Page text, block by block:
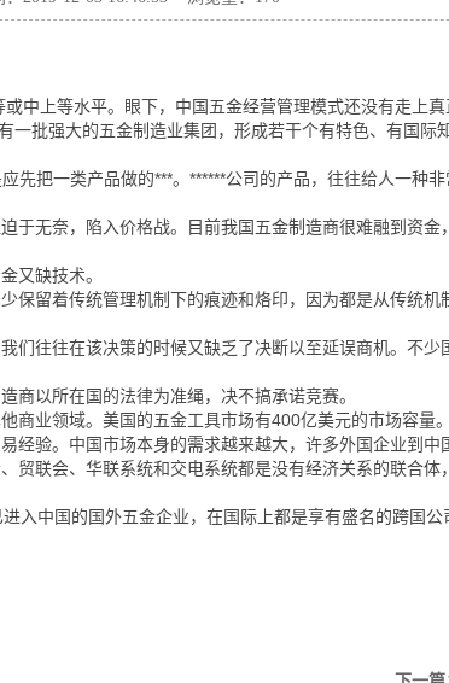
中上等水平。眼下，中国五金经营管理模式还没有走上真
批强大的五金制造业集团，形成若干个有特色、有国际
把一类产品做的***。******公司的产品，往往给人一种
于无奈，陷入价格战。目前我国五金制造商很难融到资金
又缺技术。
留着传统管理机制下的痕迹和烙印，因为都是从传统机
们往往在该决策的时候又缺乏了决断以至延误商机。不少
商以所在国的法律为准绳，决不搞承诺竞赛。
业领域。美国的五金工具市场有400亿美元的市场容量。
经验。中国市场本身的需求越来越大，许多外国企业到中
贸联会、华联系统和交电系统都是没有经济关系的联合体
中国的国外五金企业，在国际上都是享有盛名的跨国公